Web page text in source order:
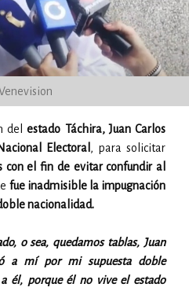
delestado Táchira, Juan Carlos
Electoral , para solicitar
con el fin de evitar confundir al
fue inadmisible la impugnación
nacionalidad.
o sea, quedamos tablas, Juan
a mí por mi supuesta doble
él, porque él no vive el estado